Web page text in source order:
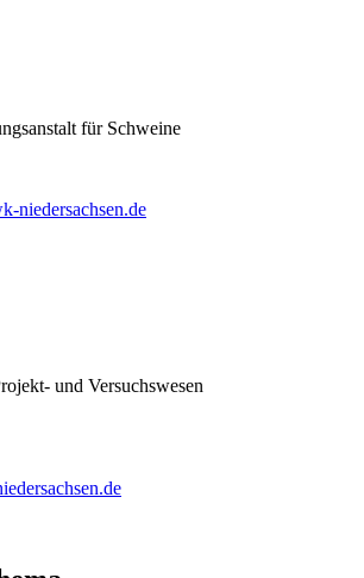
für Schweine
niedersachsen.de
und Versuchswesen